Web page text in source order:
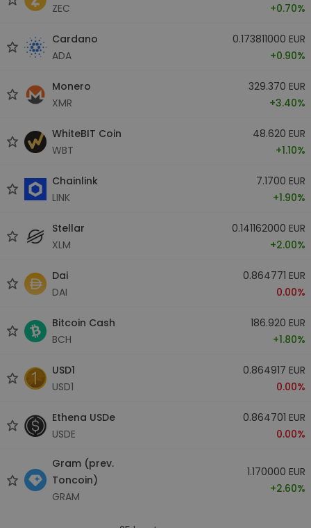
ZEC
+0.70%
Cardano
ADA
0.173811000 EUR
+0.90%
Monero
XMR
329.370 EUR
+3.40%
WhiteBIT Coin
WBT
48.620 EUR
+1.10%
Chainlink
LINK
7.1700 EUR
+1.90%
Stellar
XLM
0.141162000 EUR
+2.00%
Dai
DAI
0.864771 EUR
0.00%
Bitcoin Cash
BCH
186.920 EUR
+1.80%
USD1
USD1
0.864917 EUR
0.00%
Ethena USDe
USDE
0.864701 EUR
0.00%
Gram (prev.
Toncoin)
GRAM
1.170000 EUR
+2.60%